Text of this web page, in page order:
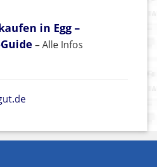
in Egg –
– Alle Infos